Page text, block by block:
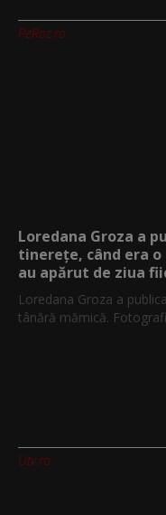
PeRoz.ro
Loredana Groza a
tinerețe, când era
au apărut de ziua
Loredana Groza a
tânără mămică.
Utv.ro